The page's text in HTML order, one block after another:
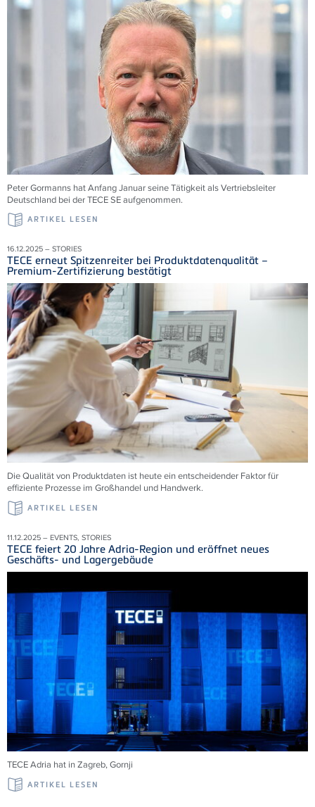
Peter Gormanns hat Anfang Januar seine Tätigkeit als Vertriebsleiter
Deutschland bei der TECE SE aufgenommen.
ARTIKEL LESEN
16.12.2025 – STORIES
TECE erneut Spitzenreiter bei Produktdatenqualität –
Premium-Zertifizierung bestätigt
Die Qualität von Produktdaten ist heute ein entscheidender Faktor für
effiziente Prozesse im Großhandel und Handwerk.
ARTIKEL LESEN
11.12.2025 – EVENTS, STORIES
TECE feiert 20 Jahre Adria-Region und eröffnet neues
Geschäfts- und Lagergebäude
TECE Adria hat in Zagreb,Gornji
ARTIKEL LESEN